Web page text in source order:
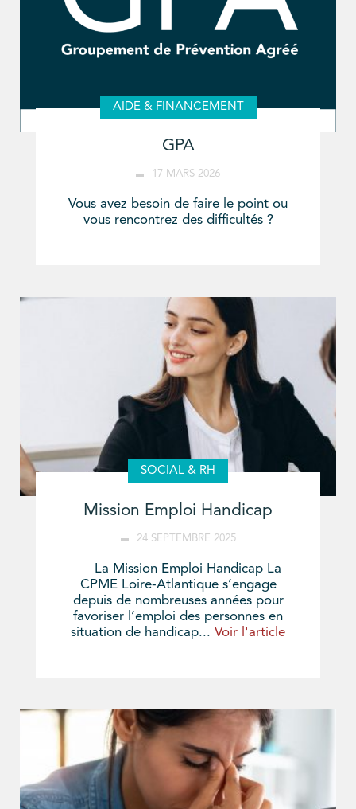
AIDE & FINANCEMENT
GPA
17 MARS 2026
Vous avez besoin de faire le point ou
vous rencontrez des difficultés ?
SOCIAL & RH
Mission Emploi Handicap
24 SEPTEMBRE 2025
La Mission Emploi Handicap La
CPME Loire-Atlantique s’engage
depuis de nombreuses années pour
favoriser l’emploi des personnes en
situation de handicap... Voir l'article